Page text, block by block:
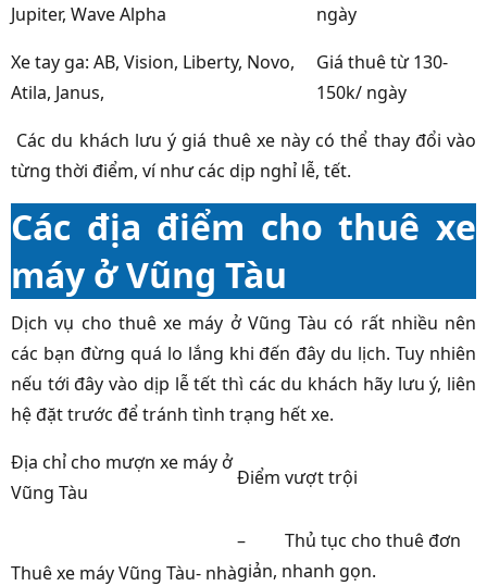
Jupiter, Wave Alpha
ngày
Xe tay ga: AB, Vision, Liberty, Novo,
Atila, Janus,
Giá thuê từ 130-
150k/ ngày
Các du khách lưu ý giá thuê xe này có thể thay đổi vào
từng thời điểm, ví như các dịp nghỉ lễ, tết.
Các địa điểm cho thuê xe
máy ở Vũng Tàu
Dịch vụ cho thuê xe máy ở Vũng Tàu có rất nhiều nên
các bạn đừng quá lo lắng khi đến đây du lịch. Tuy nhiên
nếu tới đây vào dịp lễ tết thì các du khách hãy lưu ý, liên
hệ đặt trước để tránh tình trạng hết xe.
Địa chỉ cho mượn xe máy ở
Vũng Tàu
Điểm vượt trội
Thuê xe máy Vũng Tàu- nhà
–
Thủ tục cho thuê đơn
giản, nhanh gọn.